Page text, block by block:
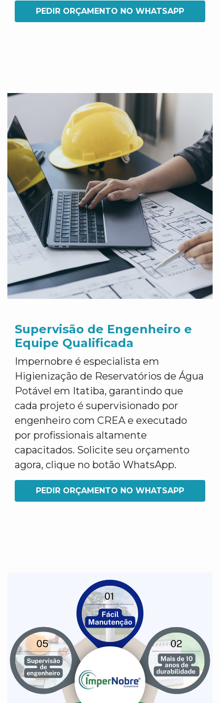
PEDIR ORÇAMENTO NO WHATSAPP
Supervisão de Engenheiro e
Equipe Qualificada
Impernobre é especialista em
Higienização de Reservatórios de Água
Potável em Itatiba, garantindo que
cada projeto é supervisionado por
engenheiro com CREA e executado
por profissionais altamente
capacitados. Solicite seu orçamento
agora, clique no botão WhatsApp.
PEDIR ORÇAMENTO NO WHATSAPP